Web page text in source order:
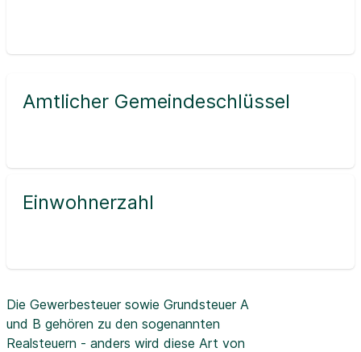
Amtlicher Gemeindeschlüssel
Einwohnerzahl
Die Gewerbesteuer sowie Grundsteuer A
und B gehören zu den sogenannten
Realsteuern - anders wird diese Art von